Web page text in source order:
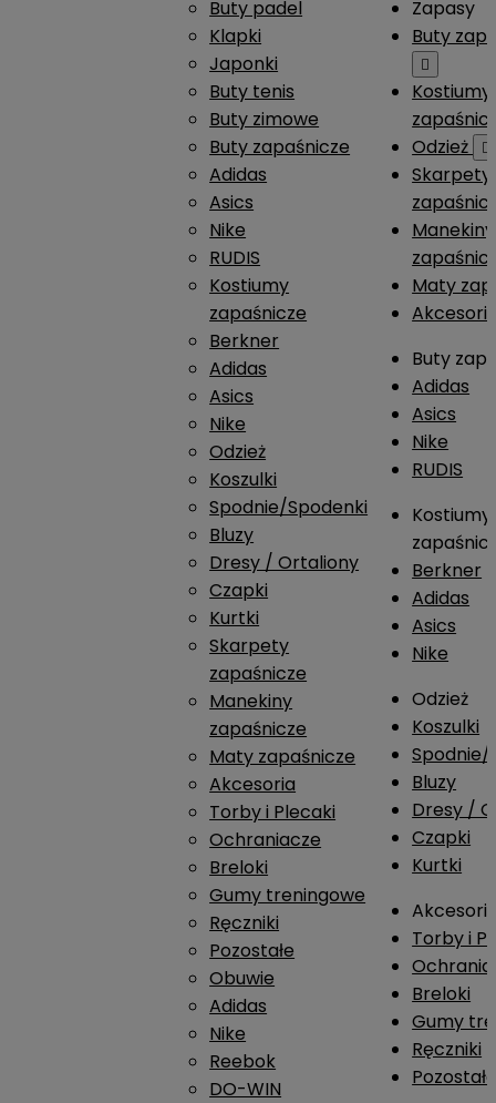
Buty padel
Klapki
Japonki
Buty tenis
Buty zimowe
Buty zapaśnicze
Adidas
Asics
Nike
RUDIS
Kostiumy
zapaśnicze
Berkner
Adidas
Asics
Nike
Odzież
Koszulki
Spodnie/Spodenki
Bluzy
Dresy / Ortaliony
Czapki
Kurtki
Skarpety
zapaśnicze
Manekiny
zapaśnicze
Maty zapaśnicze
Akcesoria
Torby i Plecaki
Ochraniacze
Breloki
Gumy treningowe
Ręczniki
Pozostałe
Obuwie
Adidas
Nike
Reebok
DO-WIN
Zapasy
Buty

Kostiumy
Odzież

Skarpety
Manekiny
Maty
Buty
Adidas
Asics
Nike
RUDIS
Kostiumy
Berkner
Adidas
Asics
Nike
Odzież
Koszulki
Spodnie/
Bluzy
Dresy /
Czapki
Kurtki
Torby i
Breloki
Gumy
Ręczniki